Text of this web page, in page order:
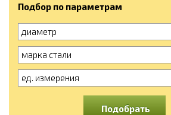
Подбор по параметрам
диаметр
марка стали
ед. измерения
Подобрать